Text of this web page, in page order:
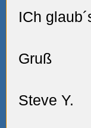
ICh
Gruß
Steve Y.